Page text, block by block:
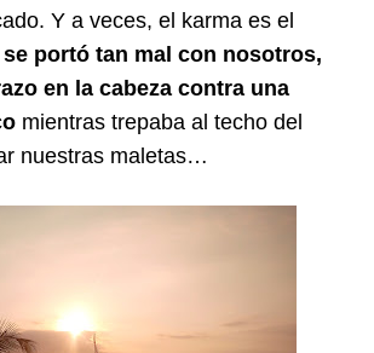
Y a veces, el karma es el
se portó tan mal con nosotros,
en la cabeza contra una
mientras trepaba al techo del
nuestras maletas…